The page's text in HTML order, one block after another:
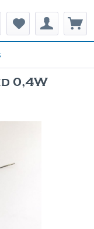
0,4W